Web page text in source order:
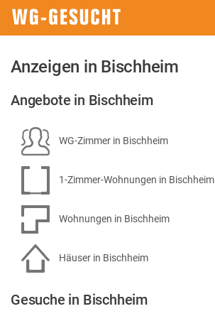
Anzeigen in Bischheim
Angebote in Bischheim
WG-Zimmer in Bischheim
1-Zimmer-Wohnungen in Bischheim
Wohnungen in Bischheim
Häuser in Bischheim
Gesuche in Bischheim